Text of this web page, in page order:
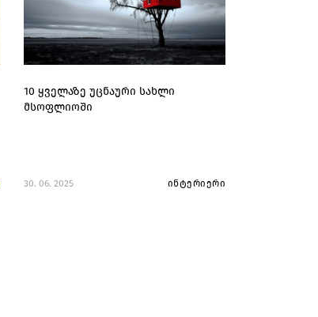
10 ყველაზე უცნაური სახლი
მსოფლიოში
30. 06. 2025 ინტერიერი